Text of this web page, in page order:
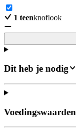
1 teenknoflook
Dit heb je nodig
Voedingswaarden